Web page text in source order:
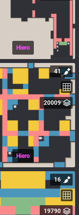
Hiero
Hiero
41
20009
16
19790